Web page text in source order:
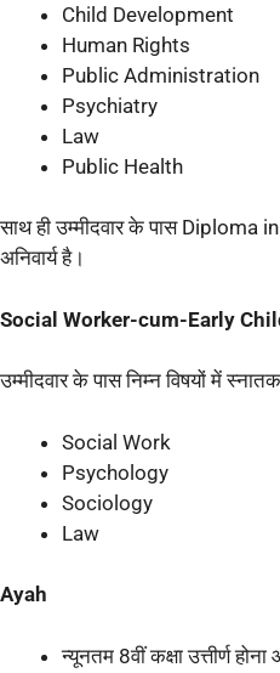
Child Development
Human Rights
Public Administration
Psychiatry
Law
Public Health
साथ ही उम्मीदवार के पास
अनिवार्य है।
Social Worker-cum-Early
उम्मीदवार के पास निम्न विषयों में स्नातक
Social Work
Psychology
Sociology
Law
Ayah
न्यूनतम 8वीं कक्षा उत्तीर्ण